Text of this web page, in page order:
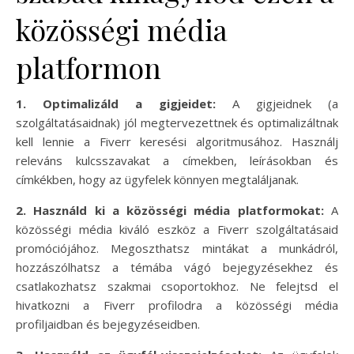
közösségi média
platformon
1. Optimalizáld a gigjeidet: A gigjeidnek (a
szolgáltatásaidnak) jól megtervezettnek és optimalizáltnak
kell lennie a Fiverr keresési algoritmusához. Használj
releváns kulcsszavakat a címekben, leírásokban és
címkékben, hogy az ügyfelek könnyen megtaláljanak.
2. Használd ki a közösségi média platformokat:A
közösségi média kiváló eszköz a Fiverr szolgáltatásaid
promóciójához. Megoszthatsz mintákat a munkádról,
hozzászólhatsz a témába vágó bejegyzésekhez és
csatlakozhatsz szakmai csoportokhoz. Ne felejtsd el
hivatkozni a Fiverr profilodra a közösségi média
profiljaidban és bejegyzéseidben.